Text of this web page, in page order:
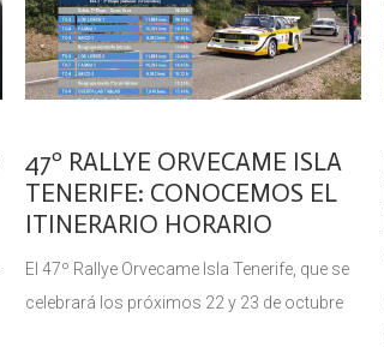
47º RALLYE ORVECAME ISLA
TENERIFE: CONOCEMOS EL
ITINERARIO HORARIO
El 47º Rallye Orvecame Isla Tenerife, que se
celebrará los próximos 22 y 23 de octubre